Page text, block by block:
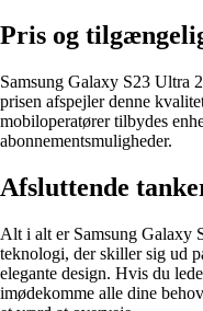
Pris og
Samsung Galaxy S23 Ultra
prisen afspejler denne
mobiloperatører tilbydes
abonnementsmuligheder.
Afsluttende
Alt i alt er Samsung Galaxy
teknologi, der skiller sig ud
elegante design. Hvis du
imødekomme alle dine